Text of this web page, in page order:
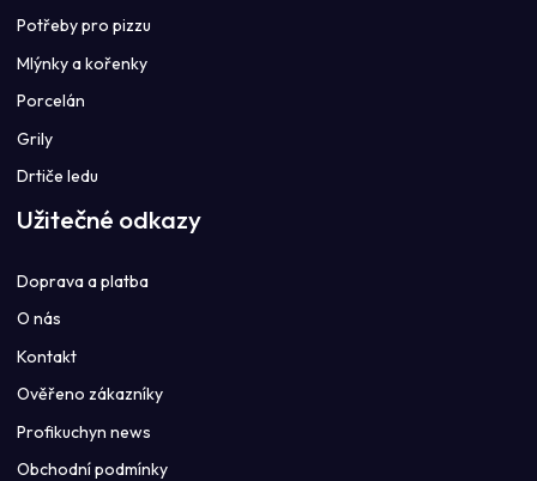
Potřeby pro pizzu
Mlýnky a kořenky
Porcelán
Grily
Drtiče ledu
Užitečné odkazy
Doprava a platba
O nás
Kontakt
Ověřeno zákazníky
Profikuchyn news
Obchodní podmínky